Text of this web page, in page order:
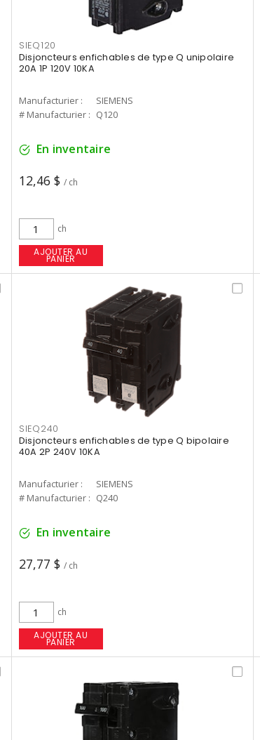
SIEQ120
Disjoncteurs enfichables de type Q unipolaire
20A 1P 120V 10KA
Manufacturier :
SIEMENS
# Manufacturier : Q120
En inventaire
12,46 $ / ch
ch
AJOUTER AU
PANIER
SIEQ240
Disjoncteurs enfichables de type Q bipolaire
40A 2P 240V 10KA
Manufacturier :
SIEMENS
# Manufacturier : Q240
En inventaire
27,77 $ / ch
ch
AJOUTER AU
PANIER